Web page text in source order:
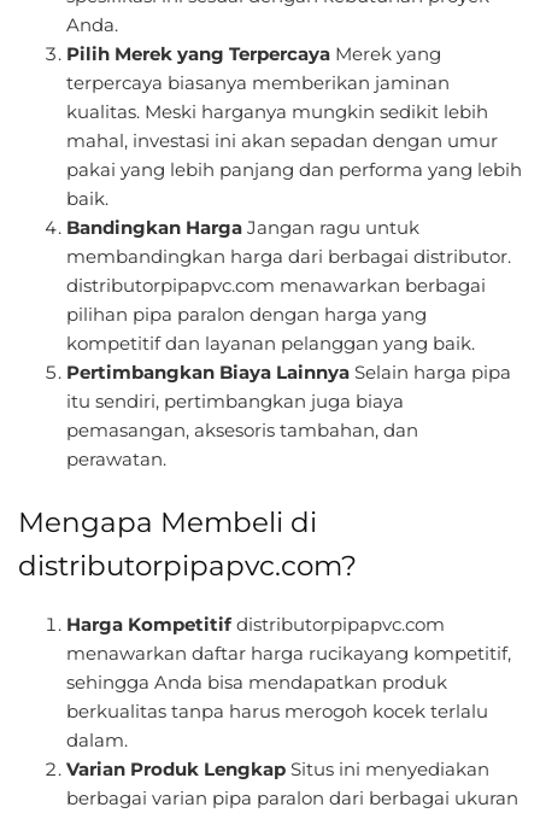
Anda.
Pilih Merek yang Terpercaya Merek yang
terpercaya biasanya memberikan jaminan
kualitas. Meski harganya mungkin sedikit lebih
mahal, investasi ini akan sepadan dengan umur
pakai yang lebih panjang dan performa yang lebih
baik.
Bandingkan Harga Jangan ragu untuk
membandingkan harga dari berbagai distributor.
distributorpipapvc.com menawarkan berbagai
pilihan pipa paralon dengan harga yang
kompetitif dan layanan pelanggan yang baik.
Pertimbangkan Biaya Lainnya Selain harga pipa
itu sendiri, pertimbangkan juga biaya
pemasangan, aksesoris tambahan, dan
perawatan.
Mengapa Membeli di
distributorpipapvc.com?
Harga Kompetitif distributorpipapvc.com
menawarkan daftar harga rucikayang kompetitif,
sehingga Anda bisa mendapatkan produk
berkualitas tanpa harus merogoh kocek terlalu
dalam.
Varian Produk Lengkap Situs ini menyediakan
berbagai varian pipa paralon dari berbagai ukuran